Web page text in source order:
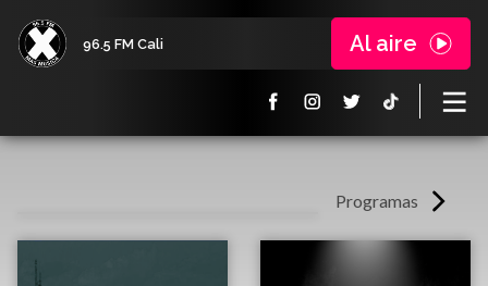
96.5 FM Cali Al aire
Programas